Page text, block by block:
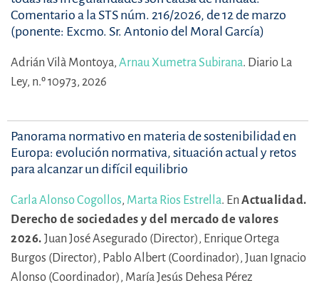
Comentario a la STS núm. 216/2026, de 12 de marzo
(ponente: Excmo. Sr. Antonio del Moral García)
Adrián Vilà Montoya, Arnau Xumetra Subirana. Diario La
Ley, n.º 10973, 2026
Panorama normativo en materia de sostenibilidad en
Europa: evolución normativa, situación actual y retos
para alcanzar un difícil equilibrio
Carla Alonso Cogollos, Marta Rios Estrella. EnActualidad.
Derecho de sociedades y del mercado de valores
2026. Juan José Asegurado (Director), Enrique Ortega
Burgos (Director), Pablo Albert (Coordinador), Juan Ignacio
Alonso (Coordinador), María Jesús Dehesa Pérez